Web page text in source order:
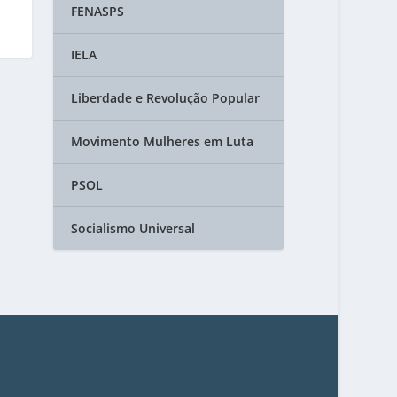
FENASPS
IELA
Liberdade e Revolução Popular
Movimento Mulheres em Luta
PSOL
Socialismo Universal